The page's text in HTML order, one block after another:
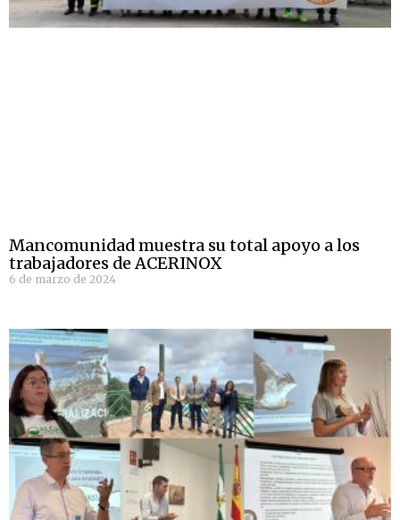
Mancomunidad muestra su total apoyo a los
trabajadores de ACERINOX
6 de marzo de 2024